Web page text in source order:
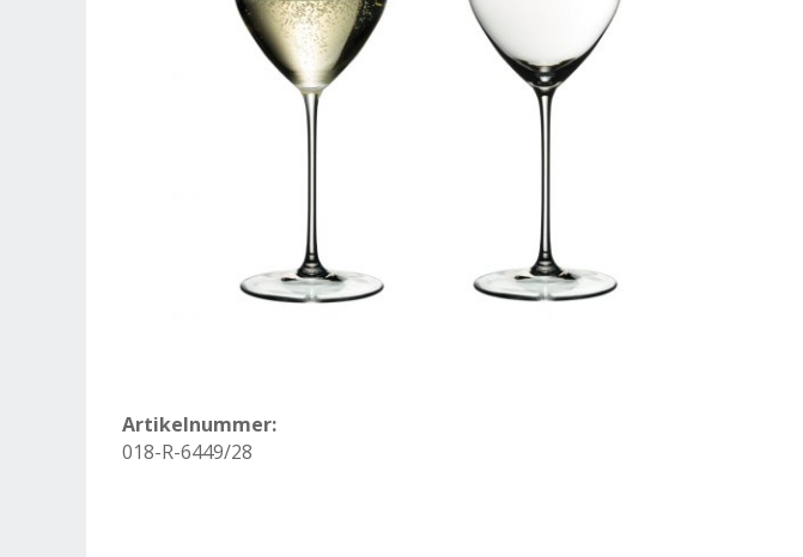
Artikelnummer:
018-R-6449/28